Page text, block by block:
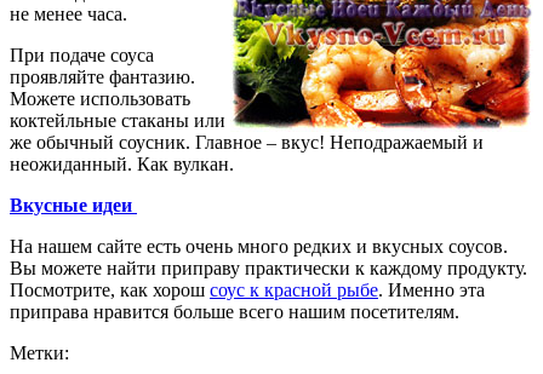
не менее часа.
При подаче соуса
проявляйте фантазию.
Можете использовать
коктейльные стаканы или
же обычный соусник. Главное – вкус! Неподражаемый и
неожиданный. Как вулкан.
Вкусные идеи
На нашем сайте есть очень много редких и вкусных соусов.
Вы можете найти приправу практически к каждому продукту.
Посмотрите, как хорош соус к красной рыбе. Именно эта
приправа нравится больше всего нашим посетителям.
Метки: